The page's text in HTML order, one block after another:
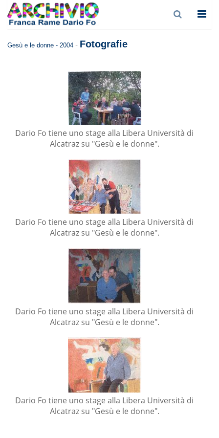
Gesù e le donne - 2004 - Fotografie
Dario Fo tiene uno stage alla Libera Università di
Alcatraz su "Gesù e le donne".
Dario Fo tiene uno stage alla Libera Università di
Alcatraz su "Gesù e le donne".
Dario Fo tiene uno stage alla Libera Università di
Alcatraz su "Gesù e le donne".
Dario Fo tiene uno stage alla Libera Università di
Alcatraz su "Gesù e le donne".